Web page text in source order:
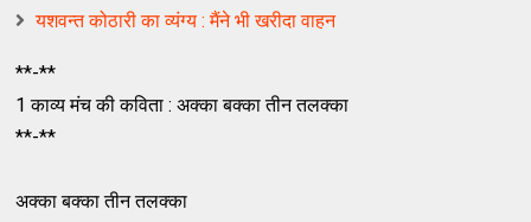
यशवन्‍त कोठारी का व्यंग्य : मैंने भी खरीदा वाहन
**-**
1 काव्य मंच की कविता : अक्का बक्का तीन तलक्का
**-**
अक्का बक्का तीन तलक्का